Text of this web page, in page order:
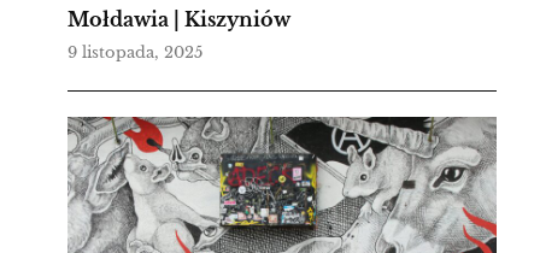
Mołdawia | Kiszyniów
9 listopada, 2025